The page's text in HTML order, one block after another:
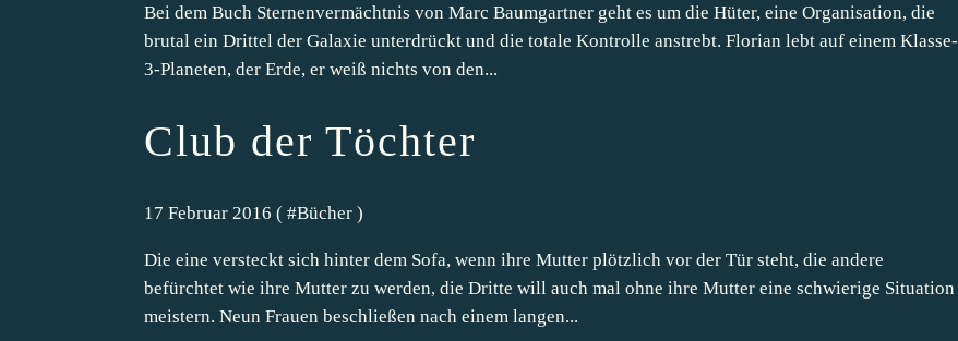
Bei dem Buch Sternenvermächtnis von Marc Baumgartner geht es um die Hüter, eine Organisation, die
brutal ein Drittel der Galaxie unterdrückt und die totale Kontrolle anstrebt. Florian lebt auf einem Klasse-
3-Planeten, der Erde, er weiß nichts von den...
Club der Töchter
17 Februar 2016 ( #Bücher )
Die eine versteckt sich hinter dem Sofa, wenn ihre Mutter plötzlich vor der Tür steht, die andere
befürchtet wie ihre Mutter zu werden, die Dritte will auch mal ohne ihre Mutter eine schwierige Situation
meistern. Neun Frauen beschließen nach einem langen...